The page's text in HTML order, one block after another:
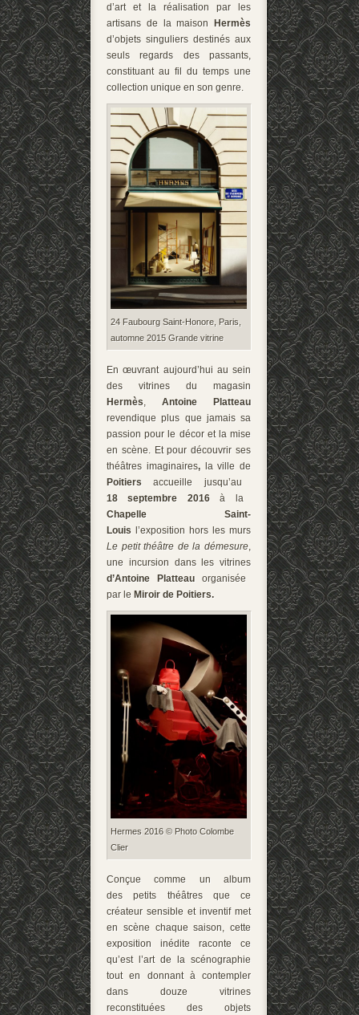
d’art et la réalisation par les
artisans de la maison Hermès
d’objets singuliers destinés aux
seuls regards des passants,
constituant au fil du temps une
collection unique en son genre.
24 Faubourg Saint-Honore, Paris,
automne 2015 Grande vitrine
En œuvrant aujourd’hui au sein
des vitrines du magasin
Hermès
Antoine Platteau
revendique plus que jamais sa
passion pour le décor et la mise
en scène. Et pour découvrir ses
théâtres imaginaires, la ville de
Poitiersaccueille jusqu’au
18 septembre 2016à la
Chapelle Saint-
Louis l’exposition hors les murs
Le petit théâtre de la démesure
une incursion dans les vitrines
d’Antoine Platteau organisée
par le Miroir de Poitiers.
Hermes 2016 © Photo Colombe
Clier
Conçue comme un album
des petits théâtres que ce
créateur sensible et inventif met
en scène chaque saison, cette
exposition inédite raconte ce
qu’est l’art de la scénographie
tout en donnant à contempler
dans douze vitrines
reconstituées des objets